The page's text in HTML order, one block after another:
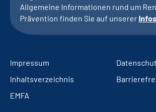
Allgemeine Informationen rund um
Prävention finden Sie auf unserer
Impressum
Inhaltsverzeichnis
EMFA